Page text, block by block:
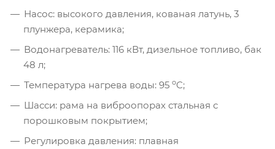
Насос: высокого давления, кованая латунь, 3
плунжера, керамика;
Водонагреватель: 116 кВт, дизельное топливо, бак
48 л;
Температура нагрева воды: 95 oC;
Шасси: рама на виброопорах стальная с
порошковым покрытием;
Регулировка давления: плавная